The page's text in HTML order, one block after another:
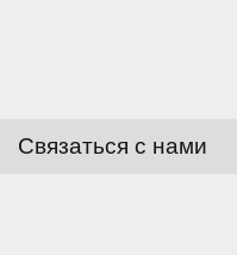
Связаться с нами